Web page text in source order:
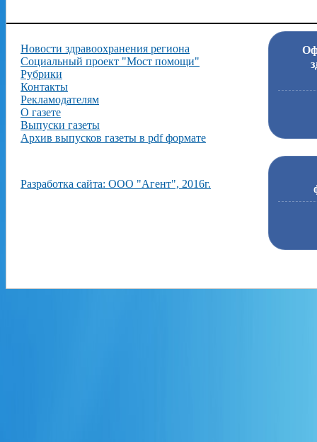
Новости здравоохранения региона
Социальный проект "Мост помощи"
Рубрики
Контакты
Рекламодателям
О газете
Выпуски газеты
Архив выпусков газеты в pdf формате
Разработка сайта: ООО "Агент", 2016г.